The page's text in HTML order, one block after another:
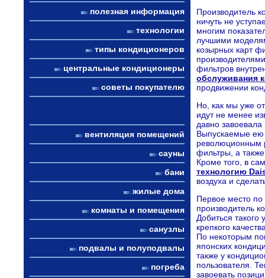
полезная информация
технологии
типы кондиционеров
центральные кондиционеры
советы покупателю
вентиляция помещений
сауны
бани
жилые дома
комнаты и помещения
санузлы
подвалы и полуподвалы
погреба
Производитель
ничуть не
многим
лучшими
козырных карт
фильтров
обслуживания
продвижении
Но, как мы уже
идут не менее
давно завоевала
Выпускаемые
революционным
фильтры, а
Кроме того, в
технологию
воздуха и
Первое место по
производитель
Добиться
крепкого
По некоторым
японских
также у
пользователя.
завоевать